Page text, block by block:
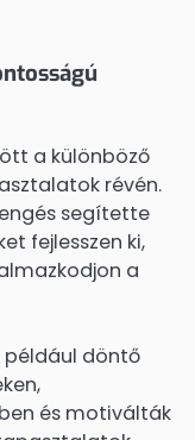
a különböző
révén.
segítette
fejlesszen ki,
a
például döntő
és motiválták